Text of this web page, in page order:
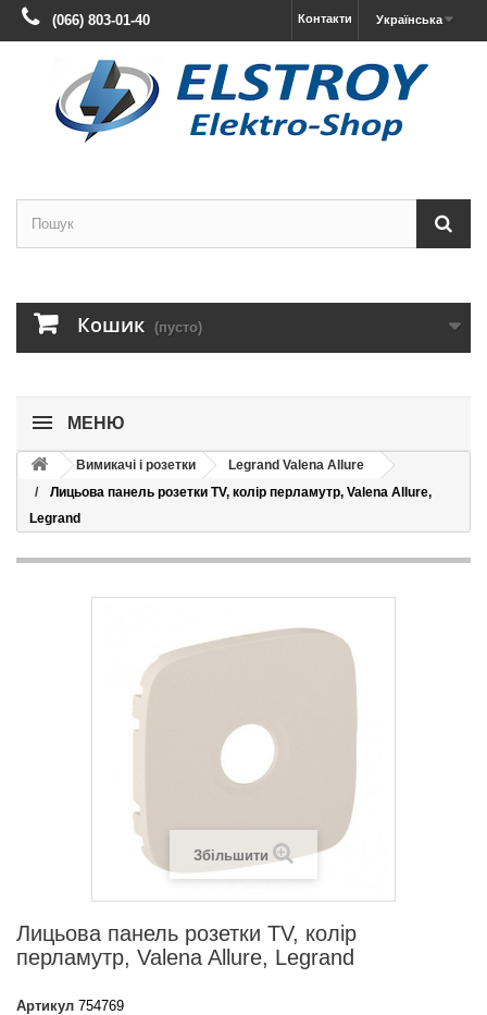
Українська
Контакти
(066) 803-01-40
Кошик (пусто)
МЕНЮ
Вимикачі і розетки
Legrand Valena Allure
Лицьова панель розетки TV, колір перламутр, Valena Allure,
Legrand
Збільшити
Лицьова панель розетки TV, колір
перламутр, Valena Allure, Legrand
Артикул 754769